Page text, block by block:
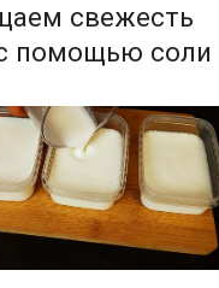
свежесть
помощью соли